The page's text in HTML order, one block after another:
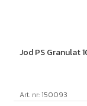
Jod PS Granulat
Art. nr: 150093